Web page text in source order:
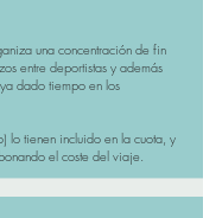
una concentración de fin
entre deportistas y además
dado tiempo en los
lo tienen incluido en la cuota, y
el coste del viaje.